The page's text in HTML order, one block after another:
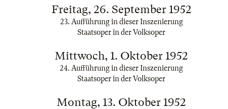
Freitag, 26. September 1952
23. Aufführung in dieser Inszenierung
Staatsoper in der Volksoper
Mittwoch, 1. Oktober 1952
24. Aufführung in dieser Inszenierung
Staatsoper in der Volksoper
Montag, 13. Oktober 1952